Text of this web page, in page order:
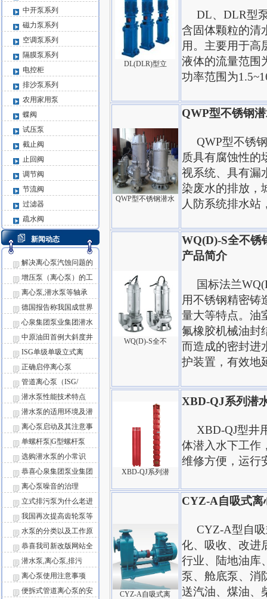
中开泵系列
磁力泵系列
空调泵系列
隔膜泵系列
电控柜
排沙泵系列
农用家用泵
蝶阀
试压泵
截止阀
止回阀
调节阀
节流阀
过滤器
疏水阀
新闻动态
解决离心泵汽蚀问题的
增压泵（离心泵）的工
离心泵,潜水泵等轴承
德国报告称我国成世界
心泉集团泵业集团潜水
中原油田首例大斜度井
ISG单级单吸立式离
正确启停离心泵
管道离心泵（ISG/
潜水泵性能技术特点
潜水泵的适用环境及潜
离心泵启动及其注意事
单螺杆泵|G型螺杆泵
选购潜水泵的小常识
恭喜心泉集团泵业集团
离心泵噪音的治理
立式排污泵为什么老进
我国再次提高齿轮泵等
水泵的分类以及工作原
恭喜我司新改版网站全
潜水泵,离心泵,排污
离心泵使用注意事项
便拆式管道离心泵的安
DL(DLR)型立
DL、DLR型泵
含固体颗粒的清
用。主要用于高
液体的流量范围
功率范围为
QWP型不锈钢潜水
QWP型不锈钢
QWP型不锈钢
质具有腐蚀性的
视系统、具有漏
染废水的排放，
人防系统排水站
WQ(D)-S全不
WQ(D)-S全不锈
产品简介
国标法兰
用不锈钢精密铸
量大等特点。油
氟橡胶机械油封
而造成的密封进
护装置，有效地
XBD-QJ系列潜
XBD-QJ系列潜
XBD-QJ型井
体潜入水下工作
维修方便，运行
CYZ-A自吸式离
CYZ-A自吸式离
CYZ-A型自吸
化、吸收、改进
行业、陆地油库
泵、舱底泵、消
送汽油、煤油、